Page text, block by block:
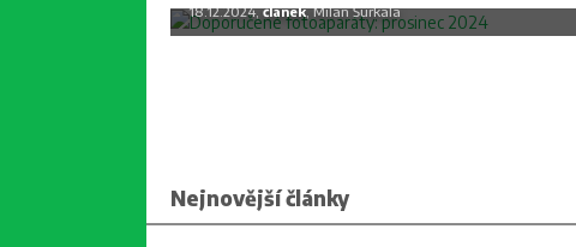
18.12.2024,článek, Milan Šurkala
Nejnovější články